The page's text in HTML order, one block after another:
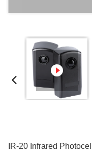
IR-20 Infrared